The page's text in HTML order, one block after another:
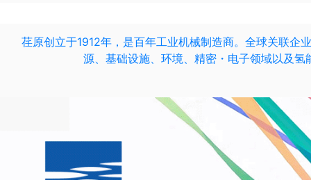
荏原创立于1912年，是百年工业机械制造商。全球关联企
源、基础设施、环境、精密・电子领域以及氢